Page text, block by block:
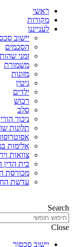
ראשי
מקורות
לענייננו
יישוב
הסכמים
זמני שהות
משמורת
מזונות
גיטין
ילדים
רכוש
סלב
ניכור הורי
תלונות
אלימות
צוואות
בית הדין
מכורסת
עדשת
Search
Close
יישוב סכסוך